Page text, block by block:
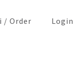
/ Order Login